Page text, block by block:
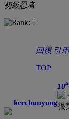
初級忍者
回復 引用
TOP
keechunyong
10#
很